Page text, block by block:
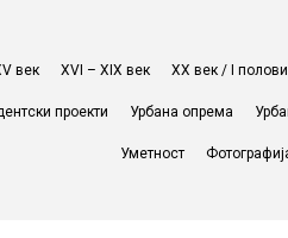
век XVI – XIX век ХХ век / I
проекти Урбана опрема
Уметност